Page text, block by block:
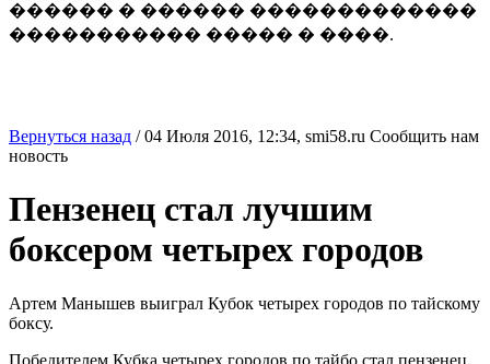
������ � ������ �������������
����������� ����� � ����.
Вернуться назад /04 Июля 2016, 12:34, smi58.ru Сообщить нам
новость
Пензенец стал лучшим
боксером четырех городов
Артем Манышев выиграл Кубок четырех городов по тайскому
боксу.
Победителем Кубка четырех городов по тайбо стал пензенец,